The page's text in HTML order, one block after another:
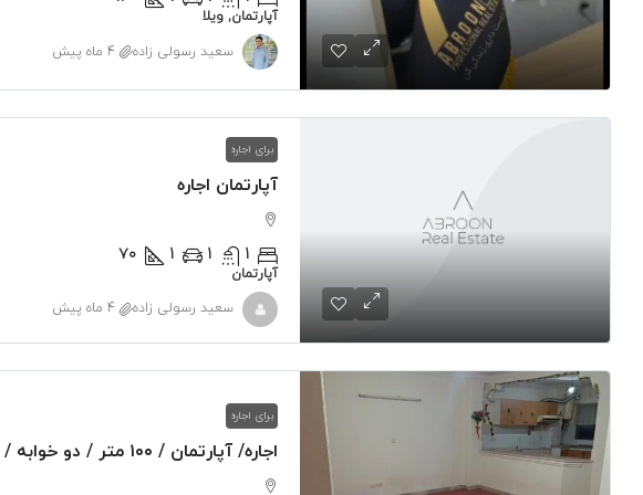
آپارتمان, ویلا
سعید رسولی زاده 4 ماه پیش
برای اجاره
آپارتمان اجاره
1
1
1 ۷۰
آپارتمان
سعید رسولی زاده 4 ماه پیش
برای اجاره
اجاره/ آپارتمان / ۱۰۰ متر / دو خوابه / صالیحار